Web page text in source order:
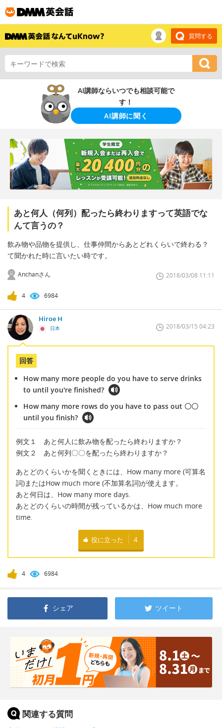
質問する
AI講師ならいつでも相談可能で
す！
AI講師に聞く
あと何人（何列）配ったら終わりますって英語でな
んて言うの？
飲み物や品物を提供し、仕事仲間からあとどれくらいで終わる？
て聞かれた時に言いたい時です。
Anchanさん 2018/03/08 11:11
4 6984
Hiroe H
日本 2018/03/15 04:23
回答
How many more people do you have to serve drinks
to until you're finished?
How many more rows do you have to pass out 〇〇
until you finish?
例文１ あと何人に飲み物を配ったら終わりますか？
例文２ あと何列〇〇を配ったら終わりますか？
あとどのくらいかを聞くときには、How many more (可算名
詞)またはHow much more (不加算名詞)が使えます。
あと何日は、How many more days.
あとどのくらいの時間が残っているかは、How much more
time.
役に立った 4
4 6984
シェア ツイート
関連する質問